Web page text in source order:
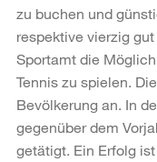
zu buchen und
respektive vierzig
Sportamt die
Tennis zu spielen.
Bevölkerung an. In
gegenüber dem
getätigt. Ein Erfolg